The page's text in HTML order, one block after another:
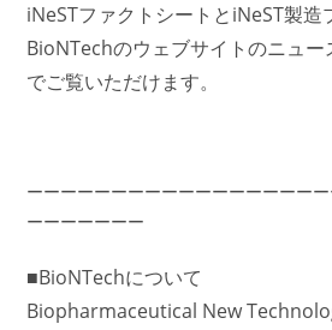
iNeSTファクトシートとiNeST製造
BioNTechのウェブサイトのニュ
でご覧いただけます。
ーーーーーーーーーーーーーーーーー
ーーーーーーー
■BioNTechについて
Biopharmaceutical New